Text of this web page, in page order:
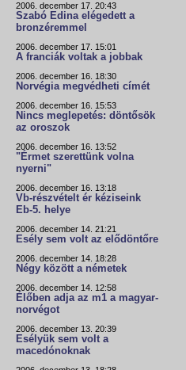
2006. december 17. 20:43
Szabó Edina elégedett a
bronzéremmel
2006. december 17. 15:01
A franciák voltak a jobbak
2006. december 16. 18:30
Norvégia megvédheti címét
2006. december 16. 15:53
Nincs meglepetés: döntősök
az oroszok
2006. december 16. 13:52
"Érmet szerettünk volna
nyerni"
2006. december 16. 13:18
Vb-részvételt ér kéziseink
Eb-5. helye
2006. december 14. 21:21
Esély sem volt az elődöntőre
2006. december 14. 18:28
Négy között a németek
2006. december 14. 12:58
Élőben adja az m1 a magyar-
norvégot
2006. december 13. 20:39
Esélyük sem volt a
macedónoknak